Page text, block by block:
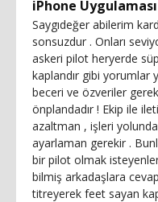
iPhone Uygulaması
Saygıdeğer abilerim
sonsuzdur . Onları
askeri pilot heryerde
kaplandır gibi yorumlar
beceri ve özveriler
önplandadır ! Ekip ile
azaltman , işleri
ayarlaman gerekir .
bir pilot olmak
bilmiş arkadaşlara
titreyerek feet sayan